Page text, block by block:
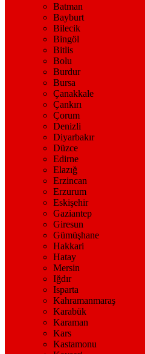
Batman
Bayburt
Bilecik
Bingöl
Bitlis
Bolu
Burdur
Bursa
Çanakkale
Çankırı
Çorum
Denizli
Diyarbakır
Düzce
Edirne
Elazığ
Erzincan
Erzurum
Eskişehir
Gaziantep
Giresun
Gümüşhane
Hakkari
Hatay
Mersin
Iğdır
Isparta
Kahramanmaraş
Karabük
Karaman
Kars
Kastamonu